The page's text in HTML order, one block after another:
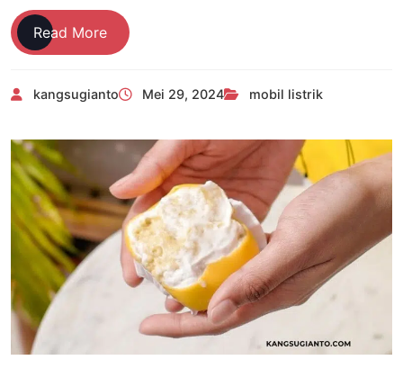
Read MoreJenis-
Jenis
Listrik
Indonesia,
Nomor
1
kangsugianto Mei 29, 2024 mobil listrik